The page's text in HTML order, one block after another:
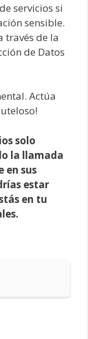
servicios si
sensible.
través de la
de Datos
Actúa
solo
la llamada
en sus
estar
en tu